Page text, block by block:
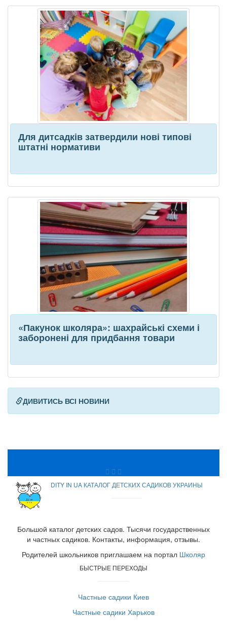
Для дитсадків затвердили нові типові
штатні нормативи
«Пакунок школяра»: шахрайські схеми і
заборонені для придбання товари
ДИВИТИСЬ ВСІ НОВИНИ
DITY IN UA КАТАЛОГ ДЕТСКИХ САДИКОВ УКРАИНЫ
Большой каталог детских садов. Тысячи государственных
и частных садиков. Контакты, информация, отзывы.
Родителей школьников приглашаем на портал Школяр
БЫСТРЫЕ ПЕРЕХОДЫ
Частные садики Киев
Частные садики Харьков